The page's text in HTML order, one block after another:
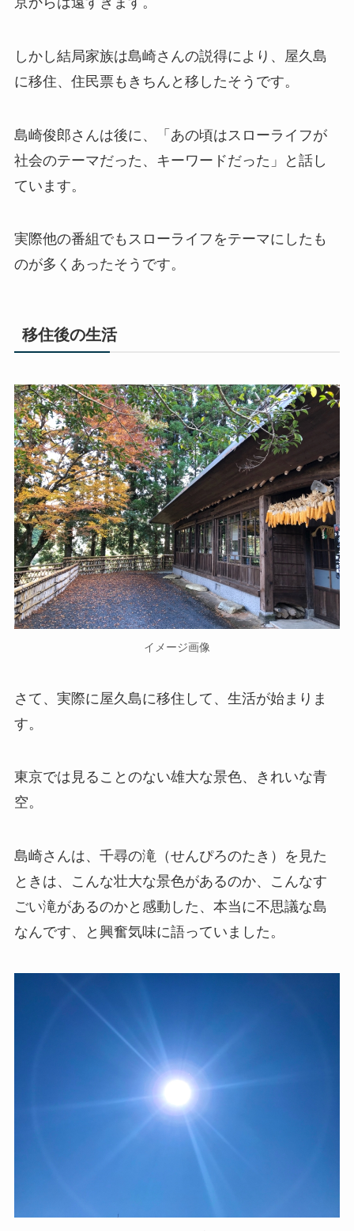
しかし結局家族は島崎さんの説得により、屋久島
に移住、住民票もきちんと移したそうです。
島崎俊郎さんは後に、「あの頃はスローライフが
社会のテーマだった、キーワードだった」と話し
ています。
実際他の番組でもスローライフをテーマにしたも
のが多くあったそうです。
移住後の生活
イメージ画像
さて、実際に屋久島に移住して、生活が始まりま
す。
東京では見ることのない雄大な景色、きれいな青
空。
島崎さんは、千尋の滝（せんぴろのたき）を見た
ときは、こんな壮大な景色があるのか、こんなす
ごい滝があるのかと感動した、本当に不思議な島
なんです、と興奮気味に語っていました。